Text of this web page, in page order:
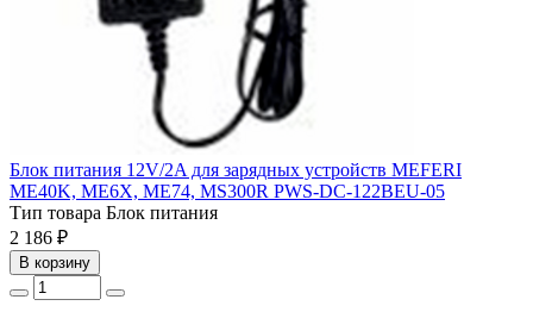
Блок питания 12V/2A для зарядных устройств MEFERI
ME40K, ME6X, ME74, MS300R PWS-DC-122BEU-05
Тип товара Блок питания
2 186 ₽
В корзину